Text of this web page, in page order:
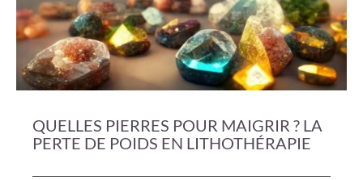
QUELLES PIERRES POUR MAIGRIR ? LA
PERTE DE POIDS EN LITHOTHÉRAPIE